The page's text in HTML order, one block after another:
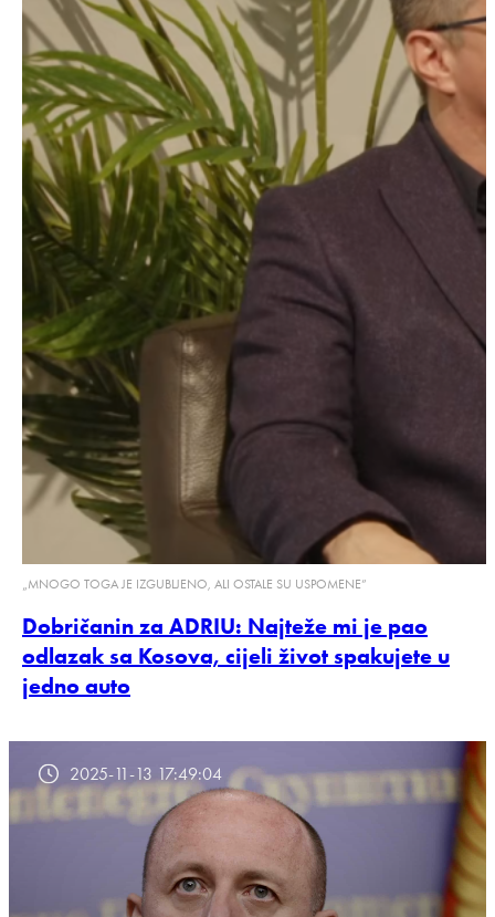
„MNOGO TOGA JE IZGUBLJENO, ALI OSTALE SU USPOMENE”
Dobričanin za ADRIU: Najteže mi je pao
odlazak sa Kosova, cijeli život spakujete u
jedno auto
2025-11-13 17:49:04